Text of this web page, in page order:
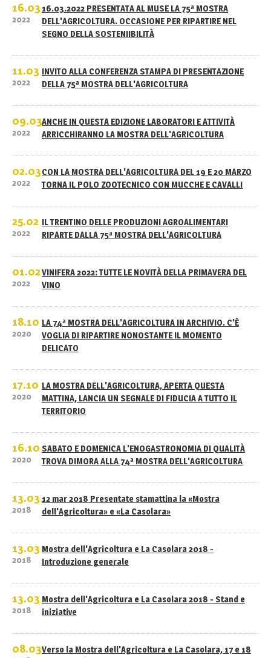
16.03
2022
16.03.2022 PRESENTATA AL MUSE LA 75ª MOSTRA
DELL'AGRICOLTURA. OCCASIONE PER RIPARTIRE NEL
SEGNO DELLA SOSTENIIBILITÀ
11.03
2022
INVITO ALLA CONFERENZA STAMPA DI PRESENTAZIONE
DELLA 75ª MOSTRA DELL'AGRICOLTURA
09.03
2022
ANCHE IN QUESTA EDIZIONE LABORATORI E ATTIVITÀ
ARRICCHIRANNO LA MOSTRA DELL'AGRICOLTURA
02.03
2022
CON LA MOSTRA DELL'AGRICOLTURA DEL 19 E 20 MARZO
TORNA IL POLO ZOOTECNICO CON MUCCHE E CAVALLI
25.02
2022
IL TRENTINO DELLE PRODUZIONI AGROALIMENTARI
RIPARTE DALLA 75ª MOSTRA DELL'AGRICOLTURA
01.02
2022
VINIFERA 2022: TUTTE LE NOVITÀ DELLA PRIMAVERA DEL
VINO
18.10
2020
LA 74ª MOSTRA DELL'AGRICOLTURA IN ARCHIVIO. C'È
VOGLIA DI RIPARTIRE NONOSTANTE IL MOMENTO
DELICATO
17.10
2020
LA MOSTRA DELL'AGRICOLTURA, APERTA QUESTA
MATTINA, LANCIA UN SEGNALE DI FIDUCIA A TUTTO IL
TERRITORIO
16.10
2020
SABATO E DOMENICA L'ENOGASTRONOMIA DI QUALITÀ
TROVA DIMORA ALLA 74ª MOSTRA DELL'AGRICOLTURA
13.03
2018
12 mar 2018 Presentate stamattina la «Mostra
dell'Agricoltura» e «La Casolara»
13.03
2018
Mostra dell'Agricoltura e La Casolara 2018 -
Introduzione generale
13.03
2018
Mostra dell'Agricoltura e La Casolara 2018 - Stand e
iniziative
08.03Verso la Mostra dell'Agricoltura e La Casolara, 17 e 18